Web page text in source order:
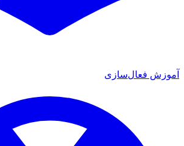
آموزش فعال‌سازی